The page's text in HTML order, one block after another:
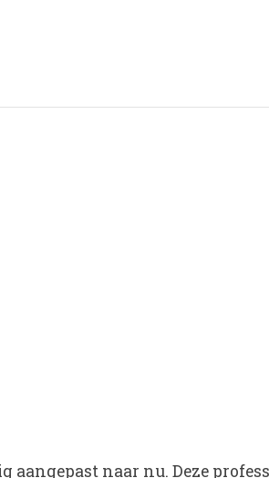
naar nu. Deze